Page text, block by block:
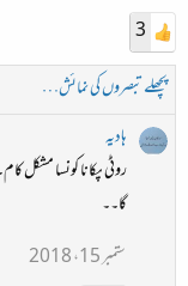
3
پچھلے تبصروں کی نمائش…
ہادیہ
روٹی پکانا کونسا مشکل
گا۔۔
ستمبر 15، 2018